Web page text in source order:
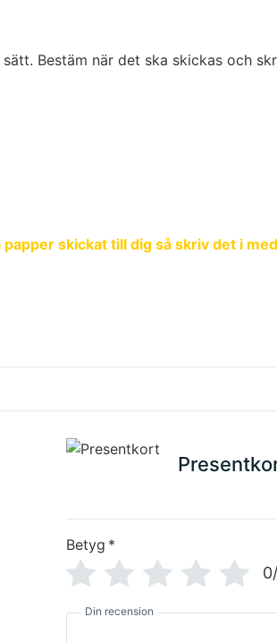
Bestäm när det ska skickas och
skickat till dig så skriv det i
Betyg *
Din recension